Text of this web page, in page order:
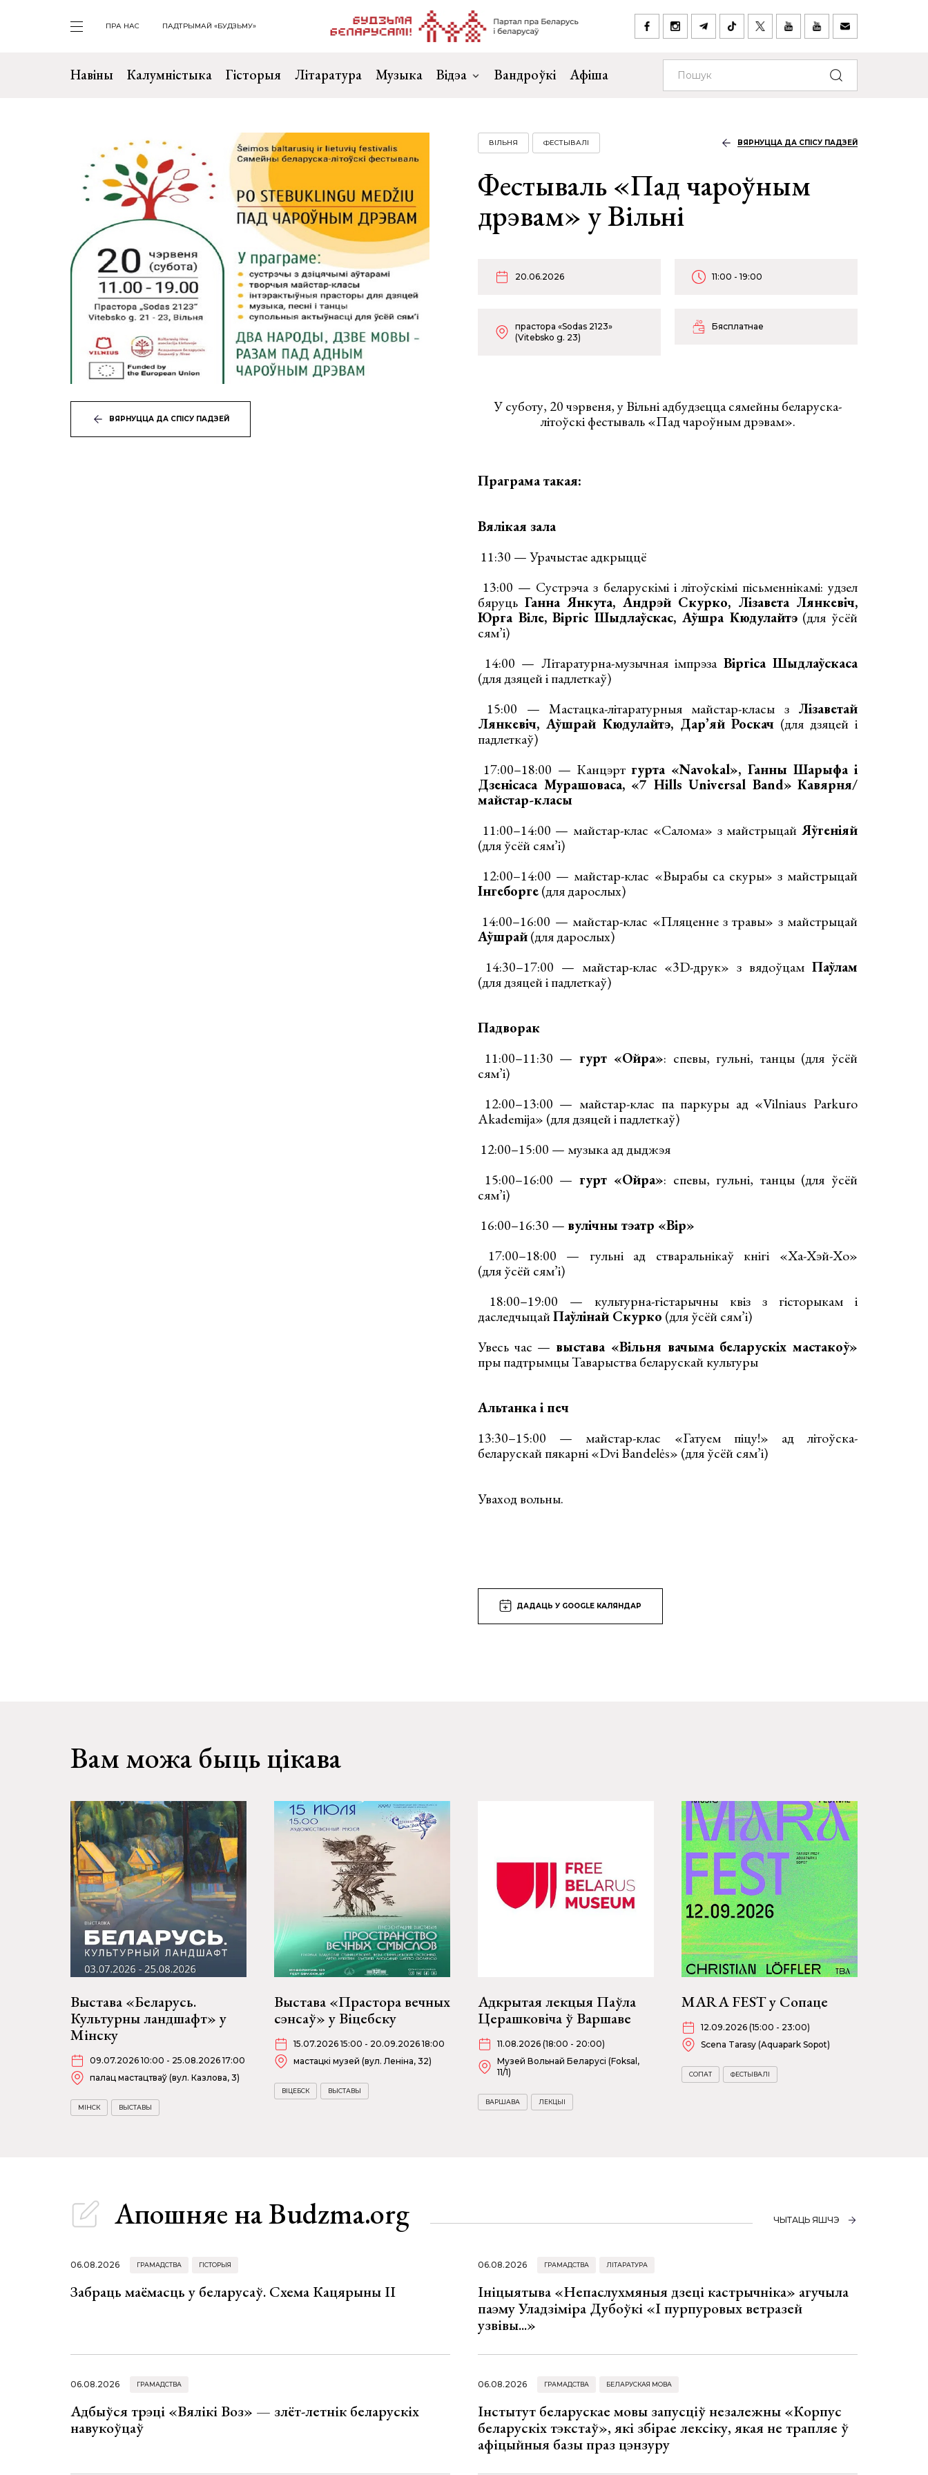
ПРА НАС ПАДТРЫМАЙ «БУДЗЬМУ»
Навіны Калумністыка Гісторыя Літаратура Музыка Відэа Вандроўкі Афіша
ВЯРНУЦЦА ДА СПІСУ ПАДЗЕЙ
ВІЛЬНЯ ФЕСТЫВАЛІ ВЯРНУЦЦА ДА СПІСУ ПАДЗЕЙ
Фестываль «Пад чароўным
дрэвам» у Вільні
20.06.2026 11:00 - 19:00
прастора «Sodas 2123»
(Vitebsko g. 23)
Бясплатнае
У суботу, 20 чэрвеня, у Вільні адбудзецца сямейны беларуска-
літоўскі фестываль «Пад чароўным дрэвам».
Праграма такая:
Вялікая зала
11:30 — Урачыстае адкрыццё
13:00 — Сустрэча з беларускімі і літоўскімі пісьменнікамі: удзел
бяруць Ганна Янкута, Андрэй Скурко, Лізавета Лянкевіч,
Юрга Віле, Віргіс Шыдлаўскас, Аўшра Кюдулайтэ(для ўсёй
сям’і)
14:00 — Літаратурна-музычная імпрэза Віргіса Шыдлаўскаса
(для дзяцей і падлеткаў)
15:00 — Мастацка-літаратурныя майстар-класы з Лізаветай
Лянкевіч, Аўшрай Кюдулайтэ, Дар’яй Роскач (для дзяцей і
падлеткаў)
17:00–18:00 — Канцэрт гурта «Navokal», Ганны Шарыфа і
Дзенісаса Мурашоваса, «7 Hills Universal Band» Кавярня/
майстар-класы
11:00–14:00 — майстар-клас «Салома» з майстрыцай Яўгеніяй
(для ўсёй сям’і)
12:00–14:00 — майстар-клас «Вырабы са скуры» з майстрыцай
Інгеборге(для дарослых)
14:00–16:00 — майстар-клас «Пляценне з травы» з майстрыцай
Аўшрай(для дарослых)
14:30–17:00 — майстар-клас «3D-друк» з вядоўцам Паўлам
(для дзяцей і падлеткаў)
Падворак
11:00–11:30 — гурт «Ойра»: спевы, гульні, танцы (для ўсёй
сям’і)
12:00–13:00 — майстар-клас па паркуры ад «Vilniaus Parkuro
Akademija» (для дзяцей і падлеткаў)
12:00–15:00 — музыка ад дыджэя
15:00–16:00 — гурт «Ойра»: спевы, гульні, танцы (для ўсёй
сям’і)
16:00–16:30 — вулічны тэатр «Вір»
17:00–18:00 — гульні ад стваральнікаў кнігі «Ха-Хэй-Хо»
(для ўсёй сям’і)
18:00–19:00 — культурна-гістарычны квіз з гісторыкам і
даследчыцайПаўлінай Скурко (для ўсёй сям’і)
Увесь час — выстава «Вільня вачыма беларускіх мастакоў»
пры падтрымцы Таварыства беларускай культуры
Альтанка і печ
13:30–15:00 — майстар-клас «Гатуем піцу!» ад літоўска-
беларускай пякарні «Dvi Bandelės» (для ўсёй сям’і)
Уваход вольны.
ДАДАЦЬ У GOOGLE КАЛЯНДАР
Вам можа быць цікава
Выстава «Беларусь.
Культурны ландшафт» у
Мінску
09.07.2026 10:00 - 25.08.2026 17:00
палац мастацтваў (вул. Казлова, 3)
МІНСК ВЫСТАВЫ
Выстава «Прастора вечных
сэнсаў» у Віцебску
15.07.2026 15:00 - 20.09.2026 18:00
мастацкі музей (вул. Леніна, 32)
ВІЦЕБСК ВЫСТАВЫ
Адкрытая лекцыя Паўла
Церашковіча ў Варшаве
11.08.2026 (18:00 - 20:00)
Музей Вольнай Беларусі (Foksal,
11/1)
ВАРШАВА ЛЕКЦЫІ
MARA FEST у Сопаце
12.09.2026 (15:00 - 23:00)
Scena Tarasy (Aquapark Sopot)
СОПАТ ФЕСТЫВАЛІ
Апошняе на Budzma.org ЧЫТАЦЬ ЯШЧЭ
06.08.2026 ГРАМАДСТВА ГІСТОРЫЯ
Забраць маёмасць у беларусаў. Схема Кацярыны ІІ
06.08.2026 ГРАМАДСТВА ЛІТАРАТУРА
Ініцыятыва «Непаслухмяныя дзеці кастрычніка» агучыла
паэму Уладзіміра Дубоўкі «І пурпуровых ветразей
узвівы...»
06.08.2026 ГРАМАДСТВА
Адбыўся трэці «Вялікі Воз» — злёт-летнік беларускіх
навукоўцаў
06.08.2026 ГРАМАДСТВА БЕЛАРУСКАЯ МОВА
Інстытут беларускае мовы запусціў незалежны «Корпус
беларускіх тэкстаў», які збірае лексіку, якая не трапляе ў
афіцыйныя базы праз цэнзуру